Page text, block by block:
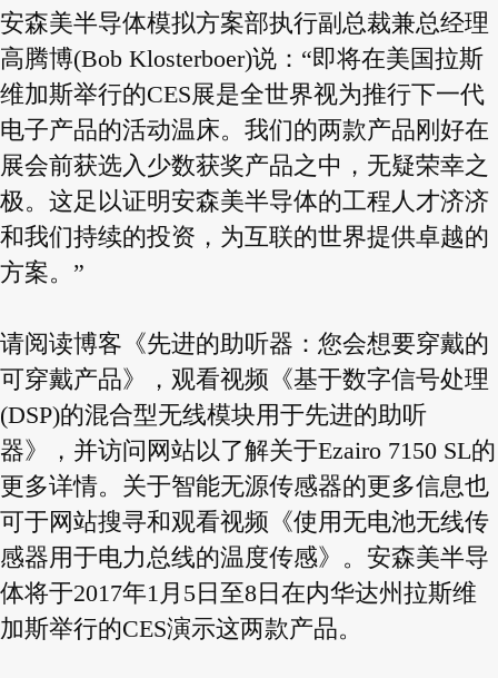
安森美半导体模拟方案部执行副总裁兼总经理
高腾博(Bob Klosterboer)说：“即将在美国拉斯
维加斯举行的CES展是全世界视为推行下一代
电子产品的活动温床。我们的两款产品刚好在
展会前获选入少数获奖产品之中，无疑荣幸之
极。这足以证明安森美半导体的工程人才济济
和我们持续的投资，为互联的世界提供卓越的
方案。”
请阅读博客《先进的助听器：您会想要穿戴的
可穿戴产品》，观看视频《基于数字信号处理
(DSP)的混合型无线模块用于先进的助听
器》，并访问网站以了解关于Ezairo 7150 SL的
更多详情。关于智能无源传感器的更多信息也
可于网站搜寻和观看视频《使用无电池无线传
感器用于电力总线的温度传感》。安森美半导
体将于2017年1月5日至8日在内华达州拉斯维
加斯举行的CES演示这两款产品。